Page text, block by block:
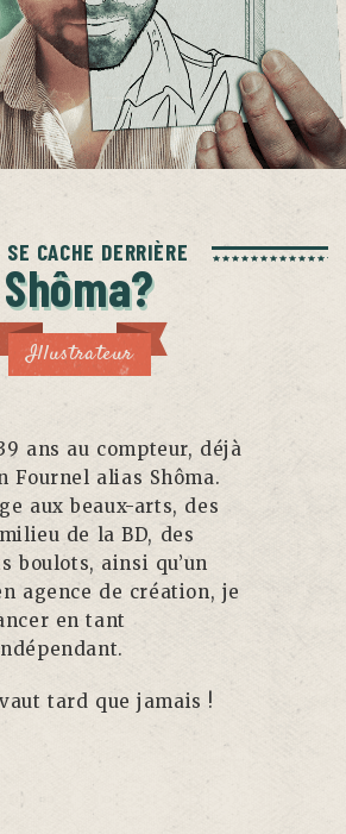
SE CACHE DERRIÈRE
Shôma?
Illustrateur
ans au compteur, déjà
Fournel alias Shôma.
aux beaux-arts, des
de la BD, des
boulots, ainsi qu’un
agence de création, je
en tant
tard que jamais !